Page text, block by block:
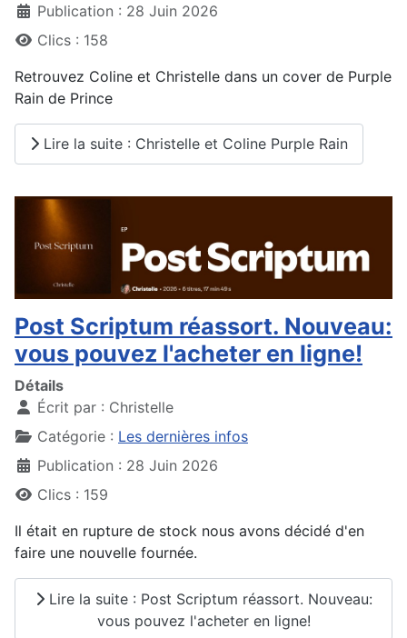
Publication : 28 Juin 2026
Clics : 158
Retrouvez Coline et Christelle dans un cover de Purple
Rain de Prince
Lire la suite : Christelle et Coline Purple Rain
Post Scriptum réassort. Nouveau:
vous pouvez l'acheter en ligne!
Détails
Écrit par : Christelle
Catégorie : Les dernières infos
Publication : 28 Juin 2026
Clics : 159
Il était en rupture de stock nous avons décidé d'en
faire une nouvelle fournée.
Lire la suite : Post Scriptum réassort. Nouveau:
vous pouvez l'acheter en ligne!